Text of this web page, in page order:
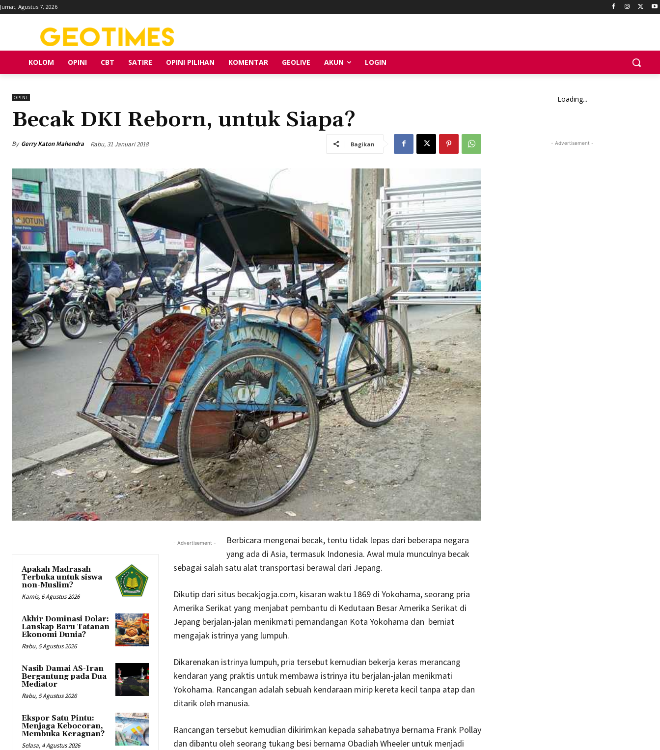
Jumat, Agustus 7, 2026
KOLOM OPINI CBT SATIRE OPINI PILIHAN KOMENTAR GEOLIVE AKUN LOGIN
OPINI
Becak DKI Reborn, untuk Siapa?
By Gerry Katon Mahendra Rabu, 31 Januari 2018 Bagikan
Apakah Madrasah
Terbuka untuk siswa
non-Muslim?
Kamis, 6 Agustus 2026
Akhir Dominasi Dolar:
Lanskap Baru Tatanan
Ekonomi Dunia?
Rabu, 5 Agustus 2026
Nasib Damai AS-Iran
Bergantung pada Dua
Mediator
Rabu, 5 Agustus 2026
Ekspor Satu Pintu:
Menjaga Kebocoran,
Membuka Keraguan?
Selasa, 4 Agustus 2026
- Advertisement -
Berbicara mengenai becak, tentu tidak lepas dari beberapa negara
yang ada di Asia, termasuk Indonesia. Awal mula munculnya becak
sebagai salah satu alat transportasi berawal dari Jepang.
Dikutip dari situs becakjogja.com, kisaran waktu 1869 di Yokohama, seorang pria
Amerika Serikat yang menjabat pembantu di Kedutaan Besar Amerika Serikat di
Jepang berjalan-jalan menikmati pemandangan Kota Yokohama dan berniat
mengajak istrinya yang lumpuh.
Dikarenakan istrinya lumpuh, pria tersebut kemudian bekerja keras merancang
kendaran yang praktis untuk membawa istrinya itu berjalan-jalan menikmati
Yokohama. Rancangan adalah sebuah kendaraan mirip kereta kecil tanpa atap dan
ditarik oleh manusia.
Rancangan tersebut kemudian dikirimkan kepada sahabatnya bernama Frank Pollay
dan dibantu oleh seorang tukang besi bernama Obadiah Wheeler untuk menjadi
Loading...
- Advertisement -